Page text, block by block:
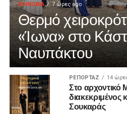
ΚΟΙΝΩΝΙΑ 7 ώρες ago
Θερμό
«Ίωνα» στο
Ναυπάκτου
ΡΕΠΟΡΤΑΖ 14
Στο
διακεκριμένος
Σουκαράς